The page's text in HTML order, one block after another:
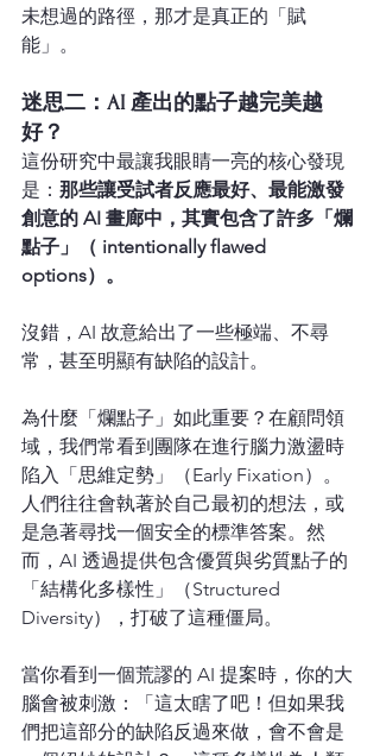
未想過的路徑，那才是真正的「賦
能」。
迷思二：AI 產出的點子越完美越
好？
這份研究中最讓我眼睛一亮的核心發現
是： 那些讓受試者反應最好、最能激發
創意的 AI 畫廊中，其實包含了許多「爛
點子」（ intentionally flawed
options）。
沒錯，AI 故意給出了一些極端、不尋
常，甚至明顯有缺陷的設計。
為什麼「爛點子」如此重要？在顧問領
域，我們常看到團隊在進行腦力激盪時
陷入「思維定勢」（Early Fixation）。
人們往往會執著於自己最初的想法，或
是急著尋找一個安全的標準答案。然
而，AI 透過提供包含優質與劣質點子的
「結構化多樣性」（Structured
Diversity），打破了這種僵局。
當你看到一個荒謬的 AI 提案時，你的大
腦會被刺激：「這太瞎了吧！但如果我
們把這部分的缺陷反過來做，會不會是